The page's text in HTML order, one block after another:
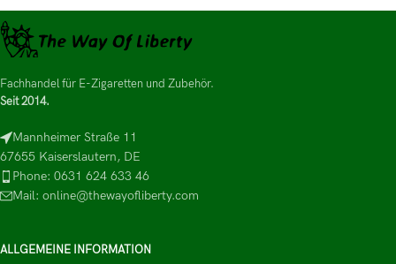
Fachhandel für E-Zigaretten und Zubehör.
Seit 2014.
Mannheimer Straße 11
67655 Kaiserslautern, DE
Phone: 0631 624 633 46
Mail: online@thewayofliberty.com
ALLGEMEINE INFORMATION